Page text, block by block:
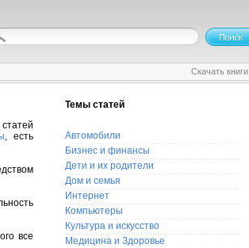
Скачать книги
, есть
все
Темы статей
Автомобили
Бизнес и финансы
Дети и их родители
Дом и семья
Интернет
Компьютеры
Культура и искусство
Медицина и Здоровье